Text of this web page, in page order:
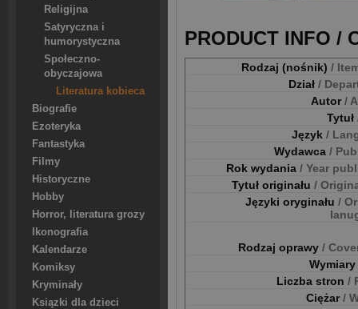
Religijna
Satyryczna i
humorystyczna
Społeczno-
obyczajowa
Literatura kobieca
Biografie
Ezoteryka
Fantastyka
Filmy
Historyczne
Hobby
Horror, literatura grozy
Ikonografia
Kalendarze
Komiksy
Kryminały
Ksiązki dla dzieci
PRODUCT INFO /
Rodzaj (nośnik) /
Dział /
Autor/
Tytuł
Język /
Wydawca /
Rok wydania / Year
Tytuł originału /
Języki oryginału /
Rodzaj oprawy /
Wymiary
Liczba stron /
Ciężar/